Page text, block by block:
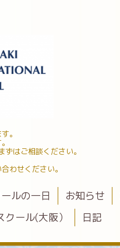
。
はご相談ください。
わせください。
ルの一日 お知らせ
ール(大阪） 日記